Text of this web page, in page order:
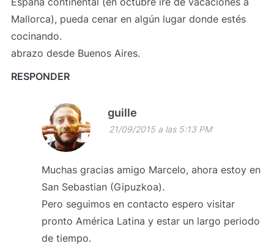
Mallorca), pueda cenar en algún lugar donde estés
cocinando.
abrazo desde Buenos Aires.
RESPONDER
guille
21/09/2015 a las 5:13 PM
Muchas gracias amigo Marcelo, ahora estoy en
San Sebastian (Gipuzkoa).
Pero seguimos en contacto espero visitar
pronto América Latina y estar un largo periodo
de tiempo.